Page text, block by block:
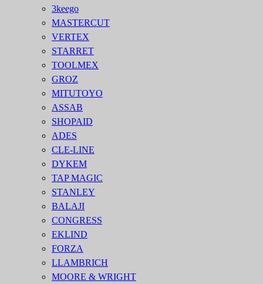
3keego
MASTERCUT
VERTEX
STARRET
TOOLMEX
GROZ
MITUTOYO
ASSAB
SHOPAID
ADES
CLE-LINE
DYKEM
TAP MAGIC
STANLEY
BALAJI
CONGRESS
EKLIND
FORZA
LLAMBRICH
MOORE & WRIGHT